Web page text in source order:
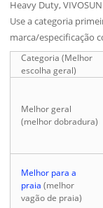
Heavy Duty,
Use a categoria
marca/especificação
Categoria (Melhor
escolha geral)
Melhor geral
(melhor dobradura)
Melhor para a
praia (melhor
vagão de praia)